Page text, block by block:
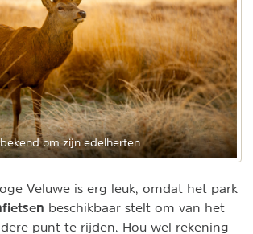
om zijn edelherten
Veluwe is erg leuk, omdat het park
beschikbaar stelt om van het
punt te rijden. Hou wel rekening